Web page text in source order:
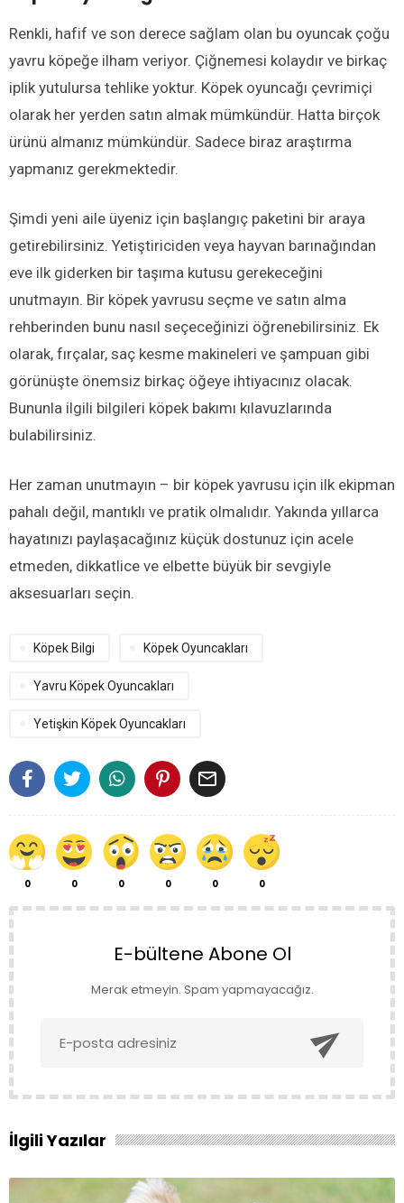

0 0 0 0 0 0
Renkli, hafif ve son derece sağlam olan bu oyuncak çoğu
yavru köpeğe ilham veriyor. Çiğnemesi kolaydır ve birkaç
iplik yutulursa tehlike yoktur. Köpek oyuncağı çevrimiçi
olarak her yerden satın almak mümkündür. Hatta birçok
ürünü almanız mümkündür. Sadece biraz araştırma
yapmanız gerekmektedir.
Şimdi yeni aile üyeniz için başlangıç ​​paketini bir araya
getirebilirsiniz. Yetiştiriciden veya hayvan barınağından
eve ilk giderken bir taşıma kutusu gerekeceğini
unutmayın. Bir köpek yavrusu seçme ve satın alma
rehberinden bunu nasıl seçeceğinizi öğrenebilirsiniz. Ek
olarak, fırçalar, saç kesme makineleri ve şampuan gibi
görünüşte önemsiz birkaç öğeye ihtiyacınız olacak.
Bununla ilgili bilgileri köpek bakımı kılavuzlarında
bulabilirsiniz.
Her zaman unutmayın – bir köpek yavrusu için ilk ekipman
pahalı değil, mantıklı ve pratik olmalıdır. Yakında yıllarca
hayatınızı paylaşacağınız küçük dostunuz için acele
etmeden, dikkatlice ve elbette büyük bir sevgiyle
aksesuarları seçin.
Köpek Bilgi Köpek Oyuncakları
Yavru Köpek Oyuncakları
Yetişkin Köpek Oyuncakları
E-bültene Abone Ol
Merak etmeyin. Spam yapmayacağız.

İlgili Yazılar